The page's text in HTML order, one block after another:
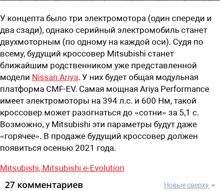
У концепта было три электромотора (один спереди и
два сзади), однако серийный электромобиль станет
двухмоторным (по одному на каждой оси). Судя по
всему, будущий кроссовер Mitsubishi станет
ближайшим родственником уже представленной
модели Nissan Ariya. У них будет общая модульная
платформа CMF-EV. Самая мощная Ariya Performance
имеет электромоторы на 394 л.с. и 600 Нм, такой
кроссовер может разогнаться до «сотни» за 5,1 с.
Возможно, у Mitsubishi эти параметры будут даже
«горячее». В продаже будущий кроссовер должен
появиться осенью 2021 года.
Mitsubishi, Mitsubishi e-Evolution
Новые сверху
27 комментариев